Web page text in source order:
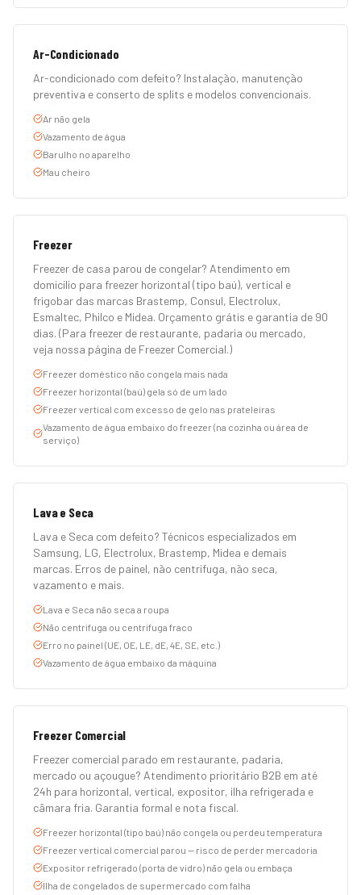
Ar-Condicionado
Ar-condicionado com defeito? Instalação, manutenção
preventiva e conserto de splits e modelos convencionais.
Ar não gela
Vazamento de água
Barulho no aparelho
Mau cheiro
Freezer
Freezer de casa parou de congelar? Atendimento em
domicílio para freezer horizontal (tipo baú), vertical e
frigobar das marcas Brastemp, Consul, Electrolux,
Esmaltec, Philco e Midea. Orçamento grátis e garantia de 90
dias. (Para freezer de restaurante, padaria ou mercado,
veja nossa página de Freezer Comercial.)
Freezer doméstico não congela mais nada
Freezer horizontal (baú) gela só de um lado
Freezer vertical com excesso de gelo nas prateleiras
Vazamento de água embaixo do freezer (na cozinha ou área de
serviço)
Lava e Seca
Lava e Seca com defeito? Técnicos especializados em
Samsung, LG, Electrolux, Brastemp, Midea e demais
marcas. Erros de painel, não centrifuga, não seca,
vazamento e mais.
Lava e Seca não seca a roupa
Não centrifuga ou centrifuga fraco
Erro no painel (UE, OE, LE, dE, 4E, SE, etc.)
Vazamento de água embaixo da máquina
Freezer Comercial
Freezer comercial parado em restaurante, padaria,
mercado ou açougue? Atendimento prioritário B2B em até
24h para horizontal, vertical, expositor, ilha refrigerada e
câmara fria. Garantia formal e nota fiscal.
Freezer horizontal (tipo baú) não congela ou perdeu temperatura
Freezer vertical comercial parou — risco de perder mercadoria
Expositor refrigerado (porta de vidro) não gela ou embaça
Ilha de congelados de supermercado com falha